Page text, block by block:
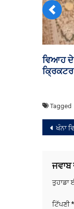
ਤਨਖਾਹਾਂ
ਨੇ ਘੇਰੀ
Tagged
ਜਵਾਬ
ਤੁਹਾਡਾ